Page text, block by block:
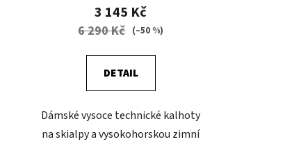
3 145 Kč
6 290 Kč (–50 %)
DETAIL
Dámské vysoce technické kalhoty
na skialpy a vysokohorskou zimní